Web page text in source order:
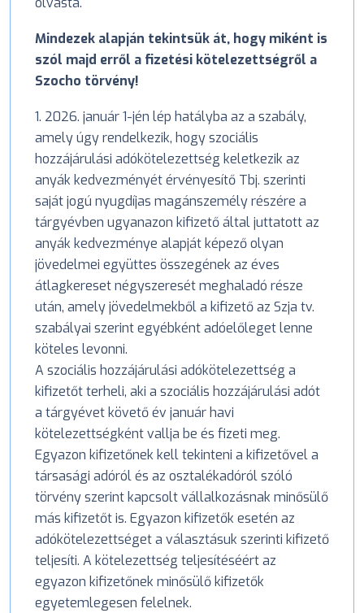
Mindezek alapján tekintsük át, hogy miként is
szól majd erről a fizetési kötelezettségről a
Szocho törvény!
1. 2026. január 1-jén lép hatályba az a szabály,
amely úgy rendelkezik, hogy szociális
hozzájárulási adókötelezettség keletkezik az
anyák kedvezményét érvényesítő Tbj. szerinti
saját jogú nyugdíjas magánszemély részére a
tárgyévben ugyanazon kifizető által juttatott az
anyák kedvezménye alapját képező olyan
jövedelmei együttes összegének az éves
átlagkereset négyszeresét meghaladó része
után, amely jövedelmekből a kifizető az Szja tv.
szabályai szerint egyébként adóelőleget lenne
köteles levonni.
A szociális hozzájárulási adókötelezettség a
kifizetőt terheli, aki a szociális hozzájárulási adót
a tárgyévet követő év január havi
kötelezettségként vallja be és fizeti meg.
Egyazon kifizetőnek kell tekinteni a kifizetővel a
társasági adóról és az osztalékadóról szóló
törvény szerint kapcsolt vállalkozásnak minősülő
más kifizetőt is. Egyazon kifizetők esetén az
adókötelezettséget a választásuk szerinti kifizető
teljesíti. A kötelezettség teljesítéséért az
egyazon kifizetőnek minősülő kifizetők
egyetemlegesen felelnek.